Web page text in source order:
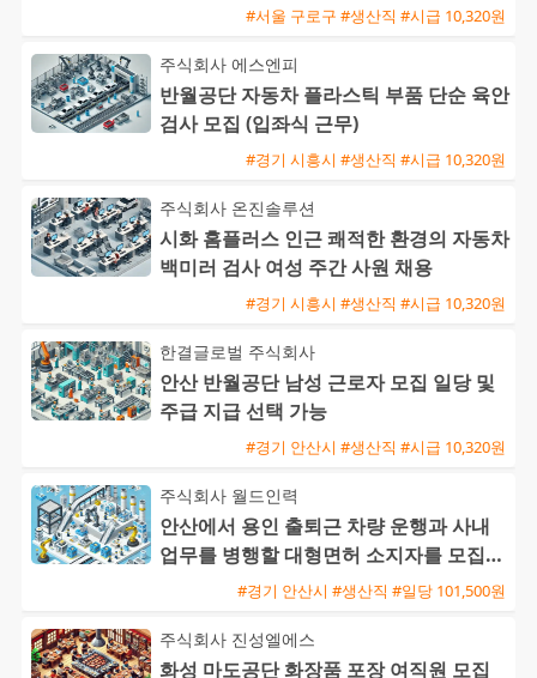
#서울 구로구 #생산직 #시급 10,320원
주식회사 에스엔피
반월공단 자동차 플라스틱 부품 단순 육안
검사 모집 (입좌식 근무)
#경기 시흥시 #생산직 #시급 10,320원
주식회사 온진솔루션
시화 홈플러스 인근 쾌적한 환경의 자동차
백미러 검사 여성 주간 사원 채용
#경기 시흥시 #생산직 #시급 10,320원
한결글로벌 주식회사
안산 반월공단 남성 근로자 모집 일당 및
주급 지급 선택 가능
#경기 안산시 #생산직 #시급 10,320원
주식회사 월드인력
안산에서 용인 출퇴근 차량 운행과 사내
업무를 병행할 대형면허 소지자를 모집합
#경기 안산시 #생산직 #일당 101,500원
주식회사 진성엘에스
화성 마도공단 화장품 포장 여직원 모집